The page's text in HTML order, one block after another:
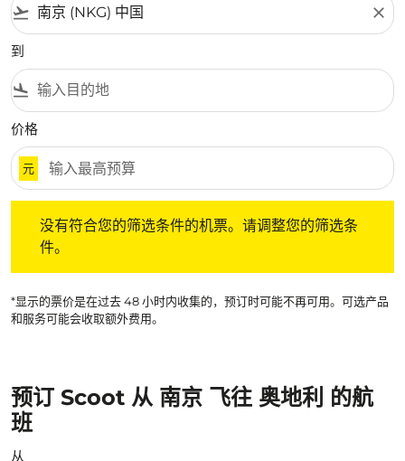
flight_takeoff close
到
flight_land
价格
元
没有符合您的筛选条件的机票。请调整您的筛选条
件。
*显示的票价是在过去 48 小时内收集的，预订时可能不再可用。可选产品
和服务可能会收取额外费用。
预订 Scoot 从 南京 飞往 奥地利 的航
班
从